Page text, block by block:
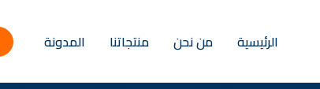
الرئيسية من نحن منتجاتنا المدونة